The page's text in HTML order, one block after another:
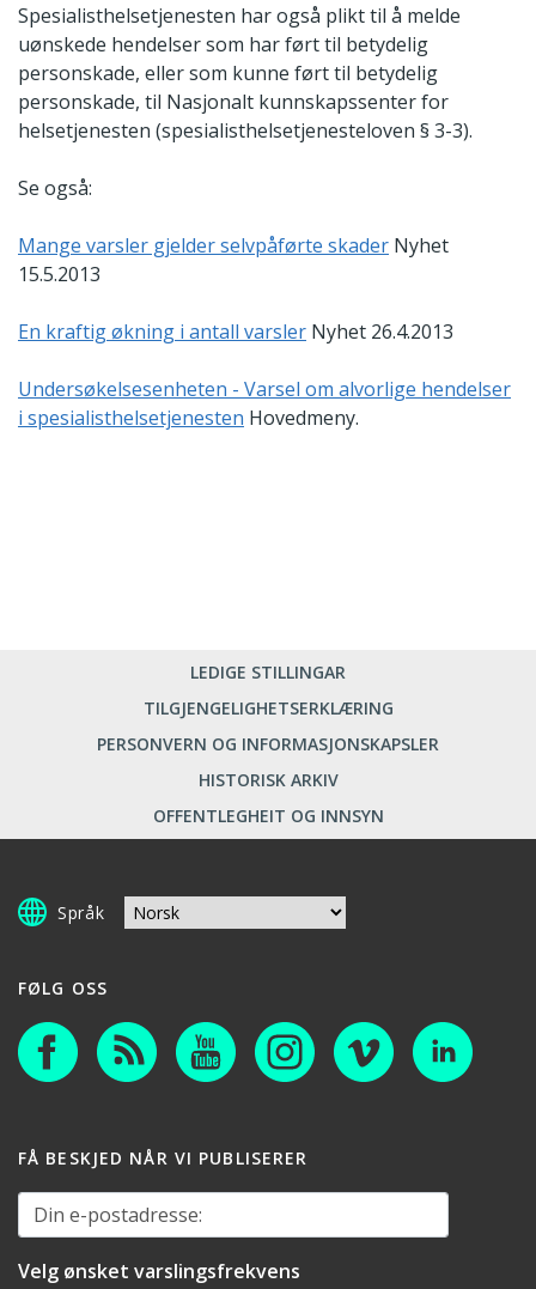
Spesialisthelsetjenesten har også plikt til å melde
uønskede hendelser som har ført til betydelig
personskade, eller som kunne ført til betydelig
personskade, til Nasjonalt kunnskapssenter for
helsetjenesten (spesialisthelsetjenesteloven § 3-3).
Se også:
Mange varsler gjelder selvpåførte skader Nyhet
15.5.2013
En kraftig økning i antall varsler Nyhet 26.4.2013
Undersøkelsesenheten - Varsel om alvorlige hendelser
i spesialisthelsetjenesten Hovedmeny.
LEDIGE STILLINGAR
TILGJENGELIGHETSERKLÆRING
PERSONVERN OG INFORMASJONSKAPSLER
HISTORISK ARKIV
OFFENTLEGHEIT OG INNSYN
Språk
FØLG OSS
FÅ BESKJED NÅR VI PUBLISERER
Din e-postadresse:
Velg ønsket varslingsfrekvens